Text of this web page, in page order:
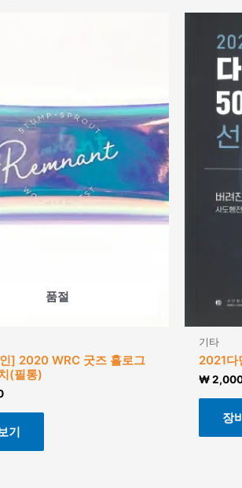
품절
] 2020 WRC 굿즈 홀로그
(필통)
기
기타
2021다
₩
장